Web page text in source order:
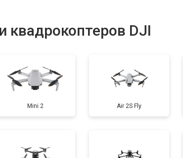
Wi-Fi
квадрокоптеров DJI
Mini 2 Air 2S Fly